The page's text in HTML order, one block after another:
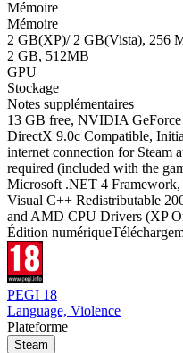
Mémoire
Mémoire
2 GB(XP)/ 2 GB(Vista), 256
2 GB, 512MB
GPU
Stockage
Notes supplémentaires
13 GB free, NVIDIA
DirectX 9.0c Compatible,
internet connection for Steam
required (included with the
Microsoft .NET 4
Visual C++ Redistributable
and AMD CPU Drivers (XP
Édition numérique
PEGI 18
Language, Violence
Plateforme
Steam